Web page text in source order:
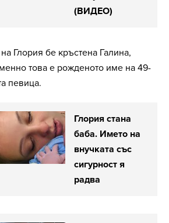
(ВИДЕО)
Глория бе кръстена Галина,
това е рожденото име на 49-
певица.
Глория стана
баба. Името на
внучката със
сигурност я
радва